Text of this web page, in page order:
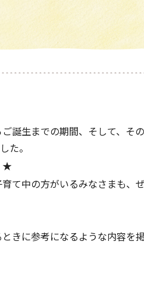
誕生までの期間、そして、そ
た。
★
て中の方がいるみなさまも、
きに参考になるような内容を掲